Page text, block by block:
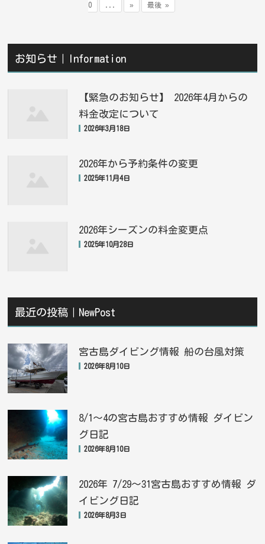
0 » 最後 »
お知らせ｜Information
【緊急のお知らせ】 2026年4月からの
料金改定について
2026年3月18日
2026年から予約条件の変更
2025年11月4日
2026年シーズンの料金変更点
2025年10月28日
最近の投稿｜NewPost
宮古島ダイビング情報 船の台風対策
2026年8月10日
8/1〜4の宮古島おすすめ情報 ダイビン
グ日記
2026年8月10日
2026年 7/29〜31宮古島おすすめ情報 ダ
イビング日記
2026年8月3日